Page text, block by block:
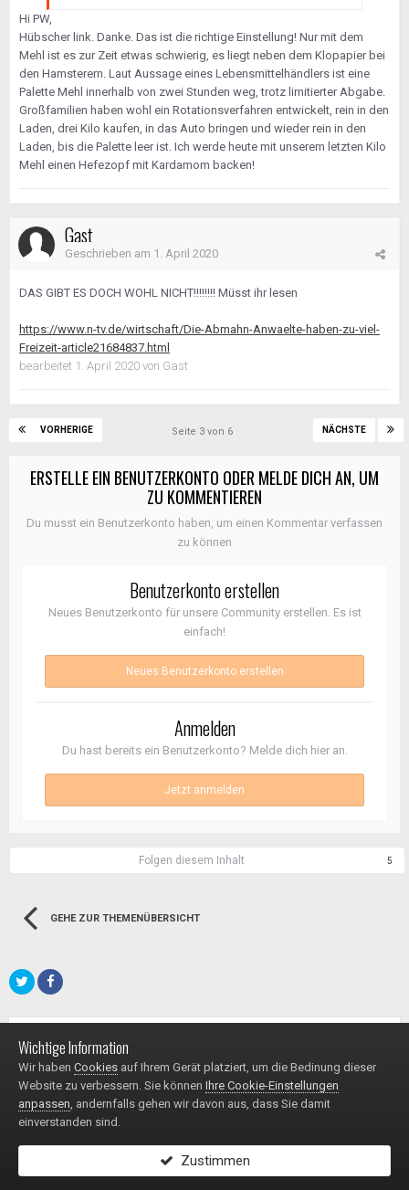
Hi PW,
Hübscher link. Danke. Das ist die richtige Einstellung! Nur mit dem
Mehl ist es zur Zeit etwas schwierig, es liegt neben dem Klopapier bei
den Hamsterern. Laut Aussage eines Lebensmittelhändlers ist eine
Palette Mehl innerhalb von zwei Stunden weg, trotz limitierter Abgabe.
Großfamilien haben wohl ein Rotationsverfahren entwickelt, rein in den
Laden, drei Kilo kaufen, in das Auto bringen und wieder rein in den
Laden, bis die Palette leer ist. Ich werde heute mit unserem letzten Kilo
Mehl einen Hefezopf mit Kardamom backen!
Gast
Geschrieben am 1. April 2020
DAS GIBT ES DOCH WOHL NICHT!!!!!!!! Müsst ihr lesen
https://www.n-tv.de/wirtschaft/Die-Abmahn-Anwaelte-haben-zu-viel-
Freizeit-article21684837.html
bearbeitet 1. April 2020 von Gast
VORHERIGE NÄCHSTE
Seite 3 von 6
ERSTELLE EIN BENUTZERKONTO ODER MELDE DICH AN, UM
ZU KOMMENTIEREN
Du musst ein Benutzerkonto haben, um einen Kommentar verfassen
zu können
Benutzerkonto erstellen
Neues Benutzerkonto für unsere Community erstellen. Es ist
einfach!
Neues Benutzerkonto erstellen
Anmelden
Du hast bereits ein Benutzerkonto? Melde dich hier an.
Jetzt anmelden
Folgen diesem Inhalt 5
GEHE ZUR THEMENÜBERSICHT
AKTUELL BELIEBT
Umbau 450
VonGhostimaster
ErstelltMontag um 08:34
DER LETZTE POST
Wichtige Information
Wir haben Cookies auf Ihrem Gerät platziert, um die Bedinung dieser
Website zu verbessern. Sie können Ihre Cookie-Einstellungen
anpassen, andernfalls gehen wir davon aus, dass Sie damit
einverstanden sind.
Zustimmen